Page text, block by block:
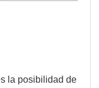
la posibilidad de